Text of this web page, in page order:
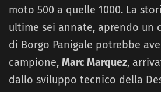
moto 500 a quelle 1000. La
ultime sei annate, aprendo un
di Borgo Panigale potrebbe
campione, Marc Marquez,
dallo sviluppo tecnico della